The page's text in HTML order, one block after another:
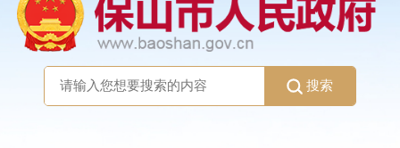
搜索